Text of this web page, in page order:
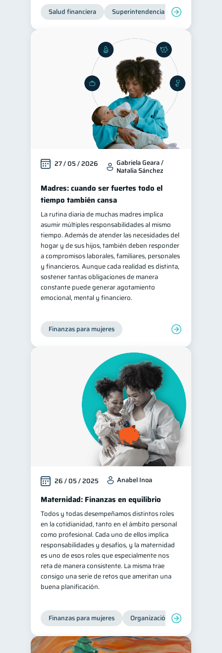
Servicios 4
Superintendencia de Bancos
Criptomonedas
Cuenta Abandonada
2
Finanzas Personales 1
Finanzas en Pareja 1
Educación Financiera
Mipymes 1
Información financiera 1
inversiones
Salud mental 1 ahorro 1
Retiro 1 Doble sueldo 1
Gasto responsable
información financiera 1
Salud financiera Superintendencia de Bancos
27 / 05 / 2026 Gabriela Geara /
Natalia Sánchez
Madres: cuando ser fuertes todo el
tiempo también cansa
La rutina diaria de muchas madres implica
asumir múltiples responsabilidades al mismo
tiempo. Además de atender las necesidades del
hogar y de sus hijos, también deben responder
a compromisos laborales, familiares, personales
y financieros. Aunque cada realidad es distinta,
sostener tantas obligaciones de manera
constante puede generar agotamiento
emocional, mental y financiero.
Finanzas para mujeres
26 / 05 / 2025 Anabel Inoa
Maternidad: Finanzas en equilibrio
Todos y todas desempeñamos distintos roles
en la cotidianidad, tanto en el ámbito personal
como profesional. Cada uno de ellos implica
responsabilidades y desafíos, y la maternidad
es uno de esos roles que especialmente nos
reta de manera consistente. La misma trae
consigo una serie de retos que ameritan una
buena planificación.
Finanzas para mujeres Organización Financiera